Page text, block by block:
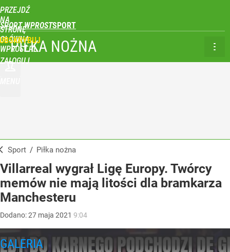
PRZEJDŹ
NA
STRONĘ
GŁÓWNĄ
WPROST.PL
SPORT WPROST
ZALOGUJ
PIŁKA NOŻNA
Sport / Piłka nożna
Villarreal wygrał Ligę Europy. Twórcy
memów nie mają litości dla bramkarza
Manchesteru
Dodano:27 maja 2021 9:04